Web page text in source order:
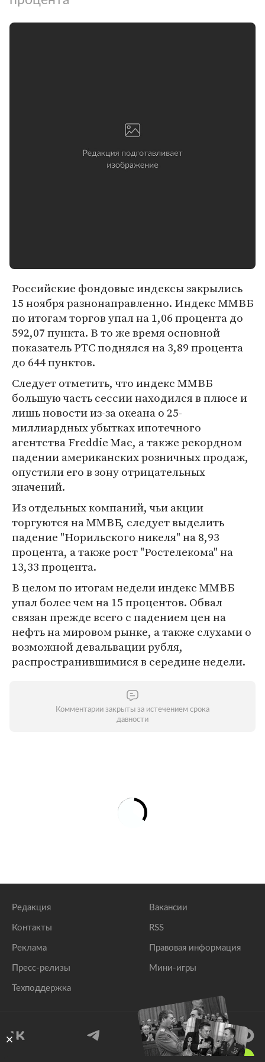
Российские фондовые индексы закрылись
15 ноября разнонаправленно. Индекс ММВБ
по итогам торгов упал на 1,06 процента до
592,07 пункта. В то же время основной
показатель РТС поднялся на 3,89 процента
до 644 пунктов.
Следует отметить, что индекс ММВБ
большую часть сессии находился в плюсе и
лишь новости из-за океана о 25-
миллиардных убытках ипотечного
агентства Freddie Mac, а также рекордном
падении американских розничных продаж,
опустили его в зону отрицательных
значений.
Из отдельных компаний, чьи акции
торгуются на ММВБ, следует выделить
падение "Норильского никеля" на 8,93
процента, а также рост "Ростелекома" на
13,33 процента.
В целом по итогам недели индекс ММВБ
упал более чем на 15 процентов. Обвал
связан прежде всего с падением цен на
нефть на мировом рынке, а также слухами о
возможной девальвации рубля,
распространившимися в середине недели.
Комментарии закрыты за истечением срока
давности
Редакция
Контакты
Реклама
Пресс-релизы
Техподдержка
Вакансии
RSS
Правовая информация
Мини-игры